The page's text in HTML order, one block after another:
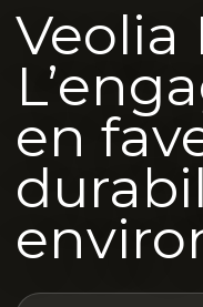
Veolia
en